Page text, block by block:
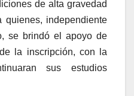
de alta gravedad
independiente
se brindó el apoyo de
la inscripción, con la
sus estudios